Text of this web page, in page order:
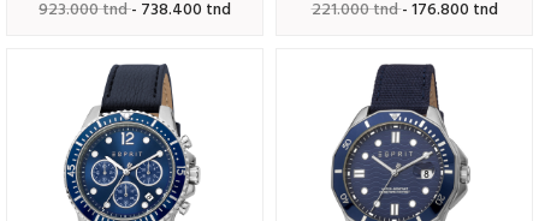
923.000 tnd- 738.400 tnd
221.000 tnd- 176.800 tnd